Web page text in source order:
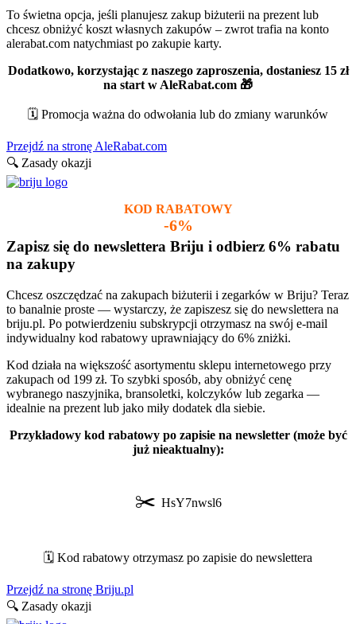
To świetna opcja, jeśli planujesz zakup biżuterii na prezent lub
chcesz obniżyć koszt własnych zakupów – zwrot trafia na konto
alerabat.com natychmiast po zakupie karty.
Dodatkowo, korzystając z naszego zaproszenia, dostaniesz 15 zł
na start w AleRabat.com 🎁
🗓️ Promocja ważna do odwołania lub do zmiany warunków
Przejdź na stronę AleRabat.com
🔍 Zasady okazji
KOD RABATOWY
-6%
Zapisz się do newslettera Briju i odbierz 6% rabatu
na zakupy
Chcesz oszczędzać na zakupach biżuterii i zegarków w Briju? Teraz
to banalnie proste — wystarczy, że zapiszesz się do newslettera na
briju.pl. Po potwierdzeniu subskrypcji otrzymasz na swój e-mail
indywidualny kod rabatowy uprawniający do 6% zniżki.
Kod działa na większość asortymentu sklepu internetowego przy
zakupach od 199 zł. To szybki sposób, aby obniżyć cenę
wybranego naszyjnika, bransoletki, kolczyków lub zegarka —
idealnie na prezent lub jako miły dodatek dla siebie.
Przykładowy kod rabatowy po zapisie na newsletter (może być
już nieaktualny):
✂️ HsY7nwsl6
🗓️ Kod rabatowy otrzymasz po zapisie do newslettera
Przejdź na stronę Briju.pl
🔍 Zasady okazji